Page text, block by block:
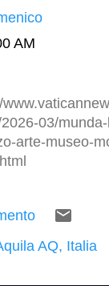
link
AM
03/
arte-museo-
SALA-3-
AQ, Italia